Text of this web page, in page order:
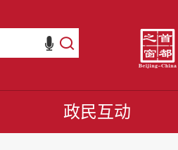
政民互动